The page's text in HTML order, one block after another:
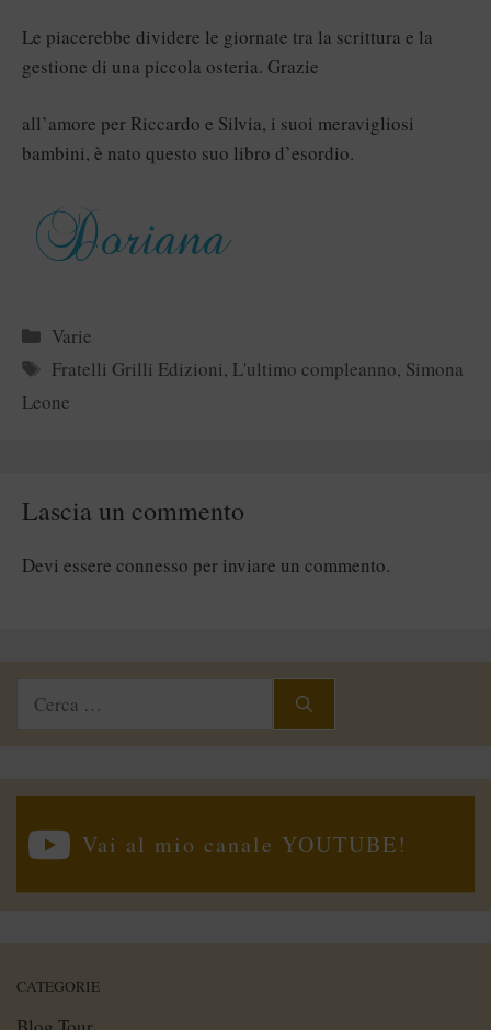
Le piacerebbe dividere le giornate tra la scrittura e la
gestione di una piccola osteria. Grazie
all’amore per Riccardo e Silvia, i suoi meravigliosi
bambini, è nato questo suo libro d’esordio.
Categorie
Varie
Tag
Fratelli Grilli Edizioni, L'ultimo compleanno, Simona
Leone
Lascia un commento
Devi essere connesso per inviare un commento.
Ricerca
Vai al mio canale YOUTUBE!
CATEGORIE